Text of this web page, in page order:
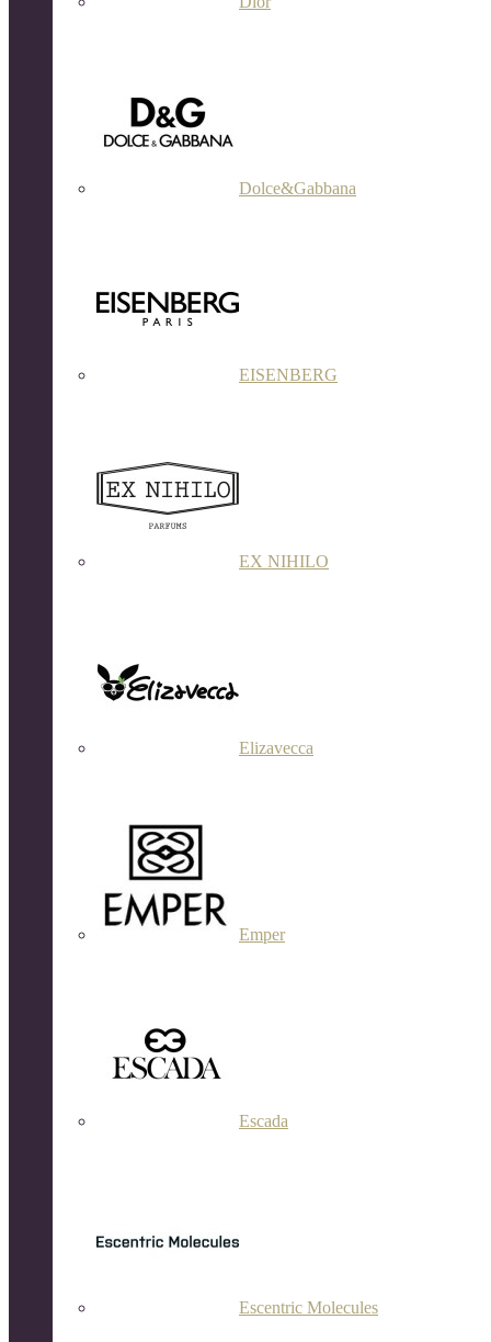
Dolce&Gabbana
EISENBERG
EX NIHILO
Elizavecca
Emper
Escada
Escentric Molecules